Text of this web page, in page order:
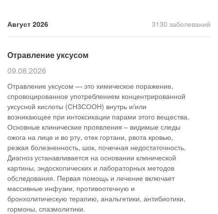
Август 2026 3130 заболеваний
Отравление уксусом
09.08.2026
Отравление уксусом — это химическое поражение,
спровоцированное употреблением концентрированной
уксусной кислоты (СН3СООН) внутрь и/или
возникающее при интоксикации парами этого вещества.
Основные клинические проявления – видимые следы
ожога на лице и во рту, отек гортани, рвота кровью,
резкая болезненность, шок, почечная недостаточность.
Диагноз устанавливается на основании клинической
картины, эндоскопических и лабораторных методов
обследования. Первая помощь и лечение включает
массивные инфузии, противоотечную и
бронхолитическую терапию, анальгетики, антибиотики,
гормоны, спазмолитики.